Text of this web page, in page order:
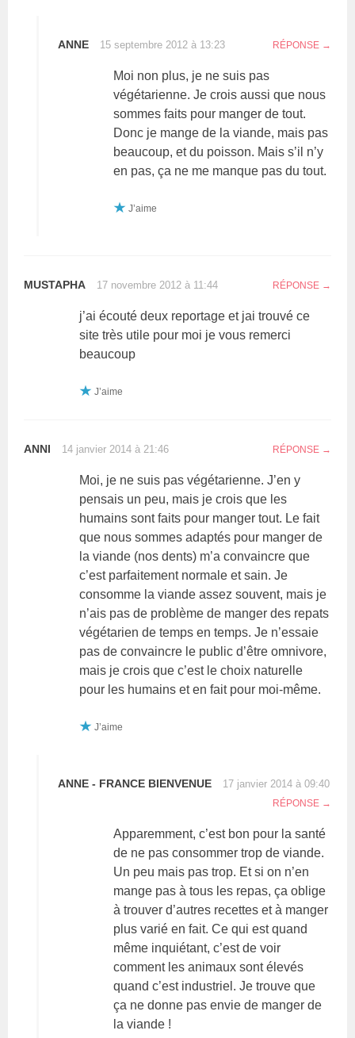
ANNE 15 septembre 2012 à 13:23 RÉPONSE
Moi non plus, je ne suis pas
végétarienne. Je crois aussi que nous
sommes faits pour manger de tout.
Donc je mange de la viande, mais pas
beaucoup, et du poisson. Mais s’il n’y
en pas, ça ne me manque pas du tout.
J’aime
MUSTAPHA 17 novembre 2012 à 11:44 RÉPONSE
j’ai écouté deux reportage et jai trouvé ce
site très utile pour moi je vous remerci
beaucoup
J’aime
ANNI 14 janvier 2014 à 21:46 RÉPONSE
Moi, je ne suis pas végétarienne. J’en y
pensais un peu, mais je crois que les
humains sont faits pour manger tout. Le fait
que nous sommes adaptés pour manger de
la viande (nos dents) m’a convaincre que
c’est parfaitement normale et sain. Je
consomme la viande assez souvent, mais je
n’ais pas de problème de manger des repats
végétarien de temps en temps. Je n’essaie
pas de convaincre le public d’être omnivore,
mais je crois que c’est le choix naturelle
pour les humains et en fait pour moi-même.
J’aime
ANNE - FRANCE BIENVENUE 17 janvier 2014 à 09:40
RÉPONSE
Apparemment, c’est bon pour la santé
de ne pas consommer trop de viande.
Un peu mais pas trop. Et si on n’en
mange pas à tous les repas, ça oblige
à trouver d’autres recettes et à manger
plus varié en fait. Ce qui est quand
même inquiétant, c’est de voir
comment les animaux sont élevés
quand c’est industriel. Je trouve que
ça ne donne pas envie de manger de
la viande !